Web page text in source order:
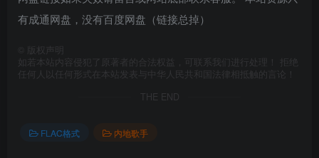
有成通网盘，没有百度网盘（链接总掉）
版权声明
如若本站内容侵犯了原著者的合法权益，可联系我们进行处理！ 拒绝
任何人以任何形式在本站发表与中华人民共和国法律相抵触的言论！
THE END
FLAC格式 内地歌手